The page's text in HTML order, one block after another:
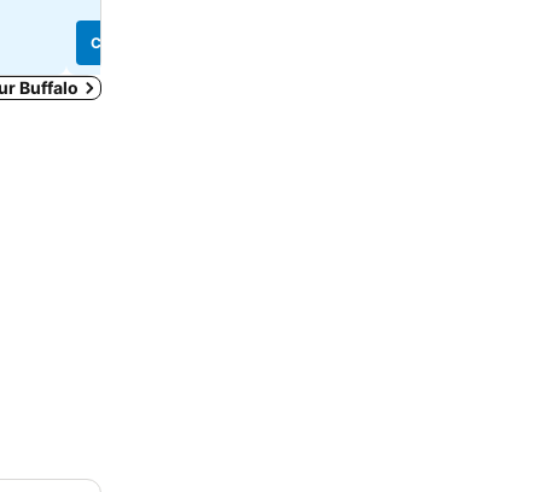
Consulter les prix
Buffalo